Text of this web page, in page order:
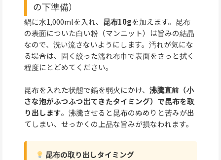
の下準備）
鍋に水1,000mlを入れ、 昆布10gを加えます。昆布
の表面についた白い粉（マンニット）は旨みの結晶
なので、洗い流さないようにします。汚れが気にな
る場合は、固く絞った濡れ布巾で表面をさっと拭く
程度にとどめてください。
昆布を入れた状態で鍋を弱火にかけ、 沸騰直前（小
さな泡がふつふつ出てきたタイミング）で昆布を取
り出します。沸騰させると昆布のぬめりと苦みが出
てしまい、せっかくの上品な旨みが損なわれます。
昆布の取り出しタイミング